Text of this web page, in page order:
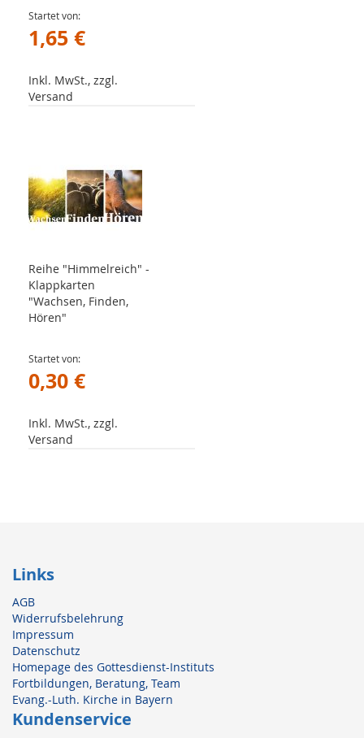
Startet von
1,65 €
Inkl. MwSt., zzgl.
Versand
Reihe "Himmelreich" -
Klappkarten
"Wachsen, Finden,
Hören"
Startet von
0,30 €
Inkl. MwSt., zzgl.
Versand
Links
AGB
Widerrufsbelehrung
Impressum
Datenschutz
Homepage des Gottesdienst-Instituts
Fortbildungen, Beratung, Team
Evang.-Luth. Kirche in Bayern
Kundenservice